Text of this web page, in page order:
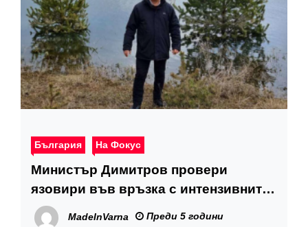
България На Фокус
Министър Димитров провери
язовири във връзка с интензивните
валежи
MadeInVarna Преди 5 години